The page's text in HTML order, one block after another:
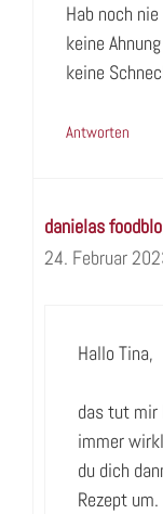
Hab noch
keine
keine
Antworten
danielas
24. Februar
Hallo Tina,
das tut mir
immer
du dich
Rezept um.